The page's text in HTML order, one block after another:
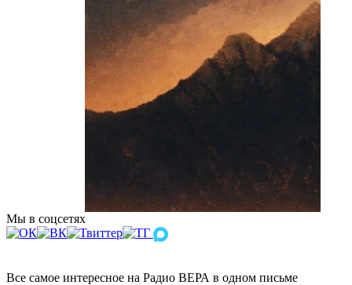
Мы в соцсетях
Все самое интересное на Радио ВЕРА в одном письме